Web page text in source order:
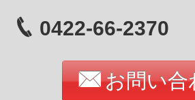
0422-66-2370
お問い合